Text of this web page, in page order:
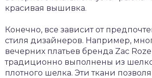
красивая вышивка.
Конечно, все зависит от
стиля дизайнеров. Например,
вечерних платьев бренда Zac
традиционно выполнены из
плотного шелка. Эти ткани